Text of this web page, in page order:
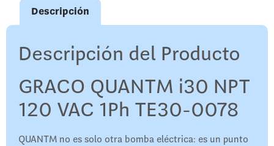
Descripción
Descripción del Producto
GRACO QUANTM i30 NPT
120 VAC 1Ph TE30-0078
QUANTM no es solo otra bomba eléctrica: es un punto